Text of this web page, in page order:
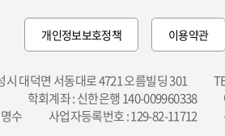
개인정보보호정책 이용약관
시 대덕면 서동대로 4721 오름빌딩 301
학회계좌 : 신한은행 140-009960338
수
사업자등록번호 : 129-82-11712